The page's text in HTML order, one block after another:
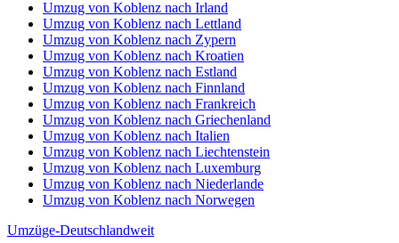
Umzug von Koblenz nach Irland
Umzug von Koblenz nach Lettland
Umzug von Koblenz nach Zypern
Umzug von Koblenz nach Kroatien
Umzug von Koblenz nach Estland
Umzug von Koblenz nach Finnland
Umzug von Koblenz nach Frankreich
Umzug von Koblenz nach Griechenland
Umzug von Koblenz nach Italien
Umzug von Koblenz nach Liechtenstein
Umzug von Koblenz nach Luxemburg
Umzug von Koblenz nach Niederlande
Umzug von Koblenz nach Norwegen
Umzüge-Deutschlandweit